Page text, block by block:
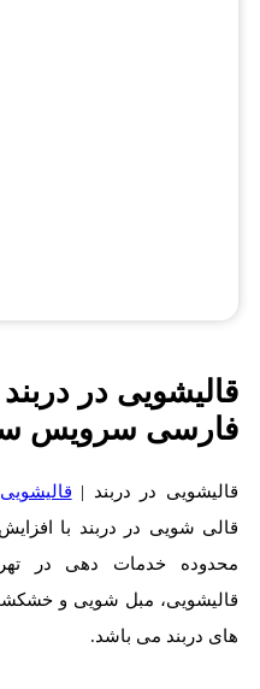
قالیشویی در
فارسی سرویس
قالیشویی در دربند | قالیشویی
قالی شویی در دربند با
محدوده خدمات دهی در
قالیشویی، مبل شویی و
های دربند می باشد.